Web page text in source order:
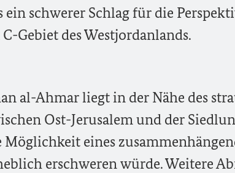
ein schwerer Schlag für die
Gebiet des Westjordanlands.
al-Ahmar liegt in der Nähe des
Ost-Jerusalem und der
Möglichkeit eines
erschweren würde. Weitere